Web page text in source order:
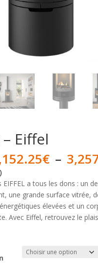
Eiffel
€ –
a tous les dons : un
une grande surface vitrée,
élevées et un
Avec Eiffel, retrouvez le